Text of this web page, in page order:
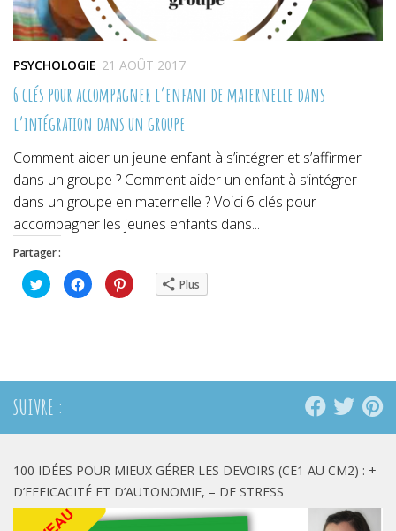
PSYCHOLOGIE 21 AOÛT 2017
6 clés pour accompagner l’enfant de maternelle dans
l’intégration dans un groupe
Comment aider un jeune enfant à s’intégrer et s’affirmer
dans un groupe ? Comment aider un enfant à s’intégrer
dans un groupe en maternelle ? Voici 6 clés pour
accompagner les jeunes enfants dans...
Partager :
Cliquez
pour
partager
Cliquez
pour
partager
Cliquez
pour Plus
SUIVRE :
100 IDÉES POUR MIEUX GÉRER LES DEVOIRS (CE1 AU CM2) : +
D’EFFICACITÉ ET D’AUTONOMIE, – DE STRESS